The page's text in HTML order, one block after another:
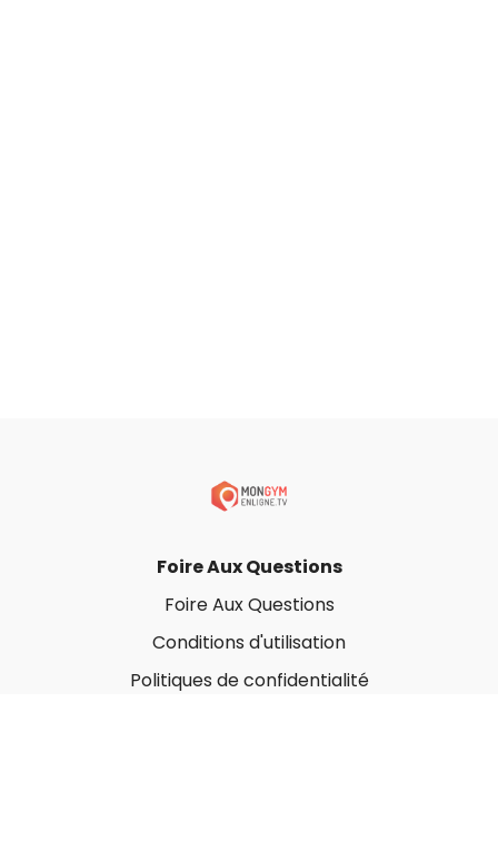
Foire Aux Questions
Foire Aux Questions
Conditions d'utilisation
Politiques de confidentialité